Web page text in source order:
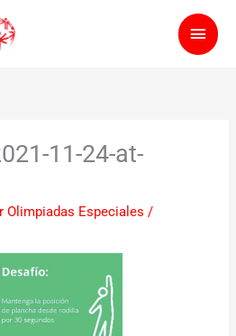
11-24-at-
Olimpiadas Especiales/